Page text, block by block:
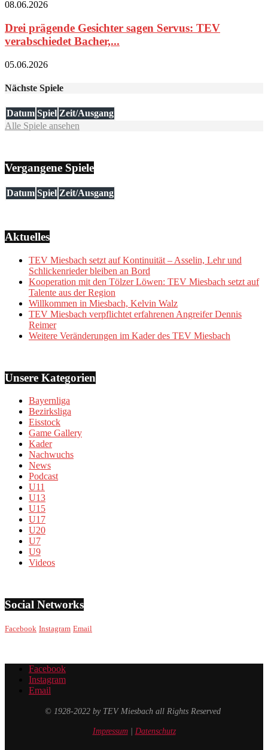
08.06.2026
Drei prägende Gesichter sagen Servus: TEV
verabschiedet Bacher,...
05.06.2026
Nächste Spiele
Datum Spiel Zeit/Ausgang
Alle Spiele ansehen
Vergangene Spiele
Datum Spiel Zeit/Ausgang
Aktuelles
TEV Miesbach setzt auf Kontinuität – Asselin, Lehr und
Schlickenrieder bleiben an Bord
Kooperation mit den Tölzer Löwen: TEV Miesbach setzt auf
Talente aus der Region
Willkommen in Miesbach, Kelvin Walz
TEV Miesbach verpflichtet erfahrenen Angreifer Dennis
Reimer
Weitere Veränderungen im Kader des TEV Miesbach
Unsere Kategorien
Bayernliga
Bezirksliga
Eisstock
Game Gallery
Kader
Nachwuchs
News
Podcast
U11
U13
U15
U17
U20
U7
U9
Videos
Social Networks
Facebook Instagram Email
Facebook
Instagram
Email
© 1928-2022 by TEV Miesbach all Rights Reserved
Impressum| Datenschutz